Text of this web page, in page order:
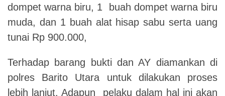
dompet warna biru, 1 buah dompet warna biru
muda, dan 1 buah alat hisap sabu serta uang
tunai Rp 900.000,
Terhadap barang bukti dan AY diamankan di
polres Barito Utara untuk dilakukan proses
lebih lanjut. Adapun pelaku dalam hal ini akan